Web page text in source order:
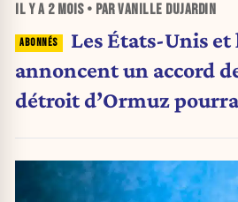
IL Y A 2 MOIS• PAR VANILLE DUJARDIN
Les États-Unis et
annoncent un accord
détroit d’Ormuz